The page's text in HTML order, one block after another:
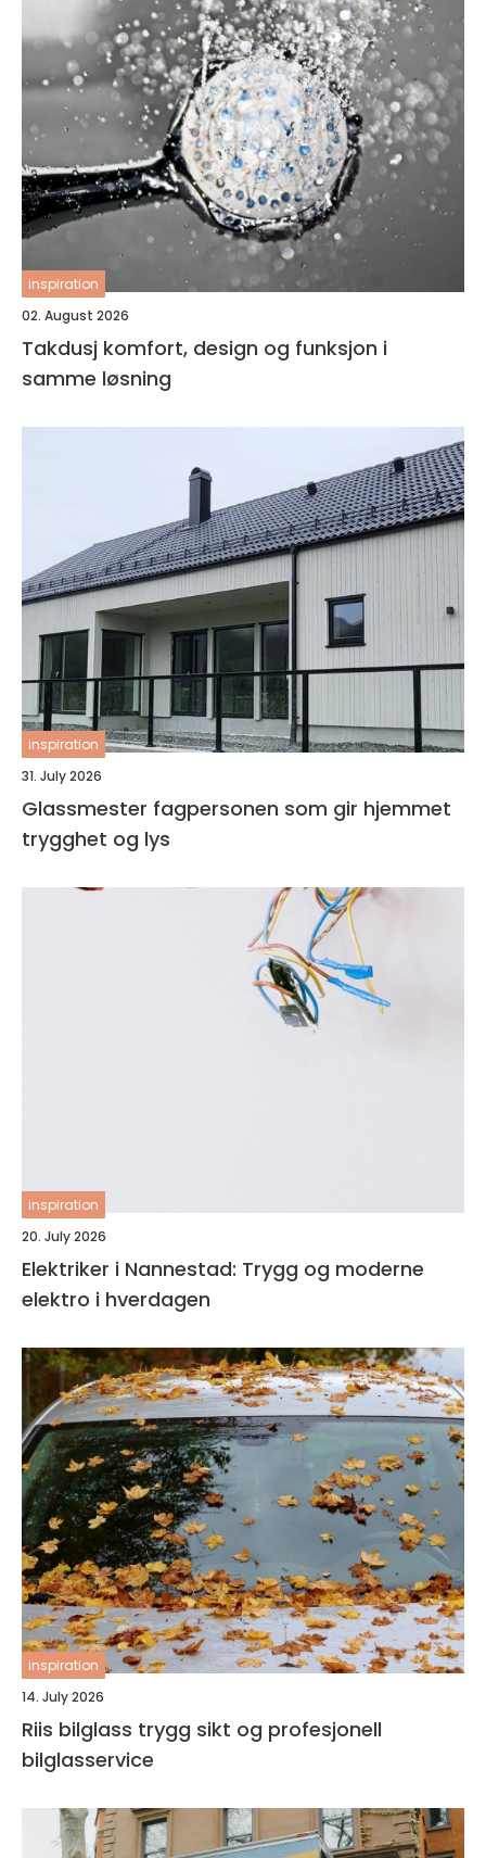
inspiration
02. August 2026
Takdusj komfort, design og funksjon i
samme løsning
inspiration
31. July 2026
Glassmester fagpersonen som gir hjemmet
trygghet og lys
inspiration
20. July 2026
Elektriker i Nannestad: Trygg og moderne
elektro i hverdagen
inspiration
14. July 2026
Riis bilglass trygg sikt og profesjonell
bilglasservice